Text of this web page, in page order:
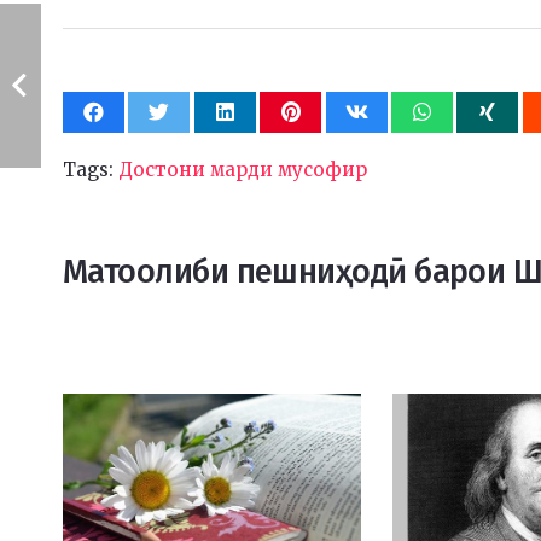
Tags: Достони марди мусофир
Матоолиби пешниҳодӣ барои